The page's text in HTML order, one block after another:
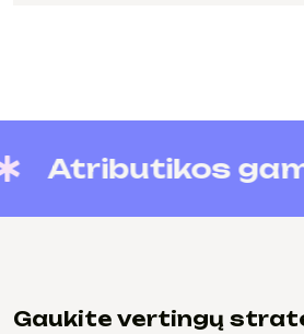
Atributikos
Gaukite vertingų